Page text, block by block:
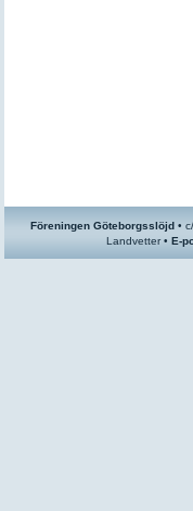
Föreningen Göteborgsslöjd •
Landvetter • E-